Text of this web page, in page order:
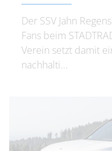
Der SSV Jahn
Fans beim
Verein setzt damit
nachhalti...